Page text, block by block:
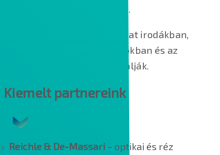
hosszú távú értékállóságát.
A kábelezési megoldásainkat irodákban,
adatközpontokban, otthonokban és az
iparban is egyaránt használják.
Kiemelt partnereink
Reichle & De-Massari – optikai és réz